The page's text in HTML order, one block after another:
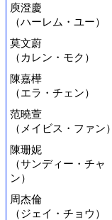
庾澄慶
（ハーレム・ユー）
莫文蔚
（カレン・モク）
陳嘉樺
（エラ・チェン）
范曉萱
（メイビス・ファン）
陳珊妮
（サンディー・チャ
ン）
周杰倫
（ジェイ・チョウ）